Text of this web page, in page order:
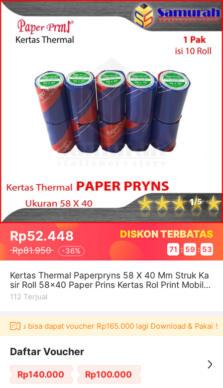
1/5
Rp52.448
Rp81.950 -36%
DISKON TERBATAS
71 : 59 : 53
Kertas Thermal Paperpryns 58 X 40 Mm Struk Ka
sir Roll 58x40 Paper Prins Kertas Rol Print Mobile
Printer 58 40 - Mini Pri
112 Terjual
bisa dapat voucher Rp165.000 lagi Download & Pakai！
Daftar Voucher
Rp140.000 Rp100.000